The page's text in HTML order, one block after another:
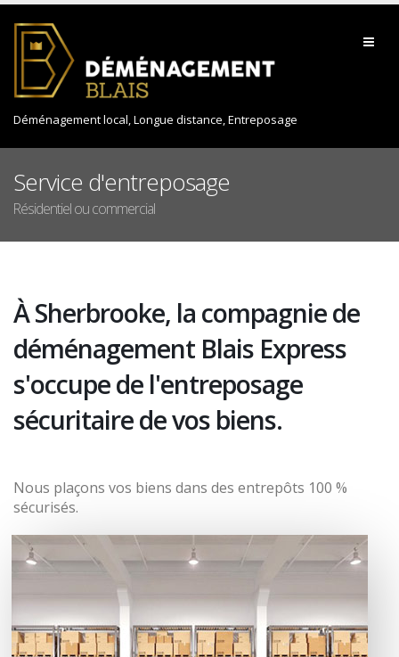
Déménagement local, Longue distance, Entreposage
Service d'entreposage
Résidentiel ou commercial
À Sherbrooke, la compagnie de
déménagement Blais Express
s'occupe de l'entreposage
sécuritaire de vos biens.
Nous plaçons vos biens dans des entrepôts 100 %
sécurisés.